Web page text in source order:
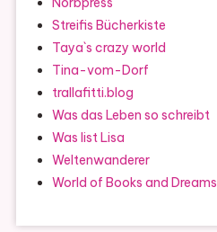
Streifis Bücherkiste
Taya`s crazy world
Tina-vom-Dorf
trallafitti.blog
Was das Leben so schreibt
Was list Lisa
Weltenwanderer
World of Books and Dreams